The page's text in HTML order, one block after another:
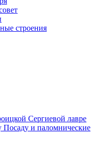
строения
Сергиевой лавре
Посаду и паломнические